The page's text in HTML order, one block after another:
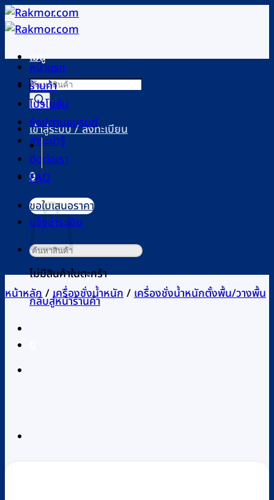
ข้าม
ไป
เนื้อหาเมนู
Products
search
เข้าสู่ระบบ / ลงทะเบียน
0
ไม่มีสินค้าในตะกร้า
กลับสู่หน้าร้านค้า
หน้าแรก
ร้านค้า
โปรโมชัน
ช้อปตามแบรนด์
สาระน่ารู้
ติดต่อเรา
FAQ
ขอใบเสนอราคา
แจ้งชำระเงิน
ค้นหา:
หน้าหลัก/เครื่องชั่งน้ำหนัก/เครื่องชั่งน้ำหนักตั้งพื้น/วางพื้น